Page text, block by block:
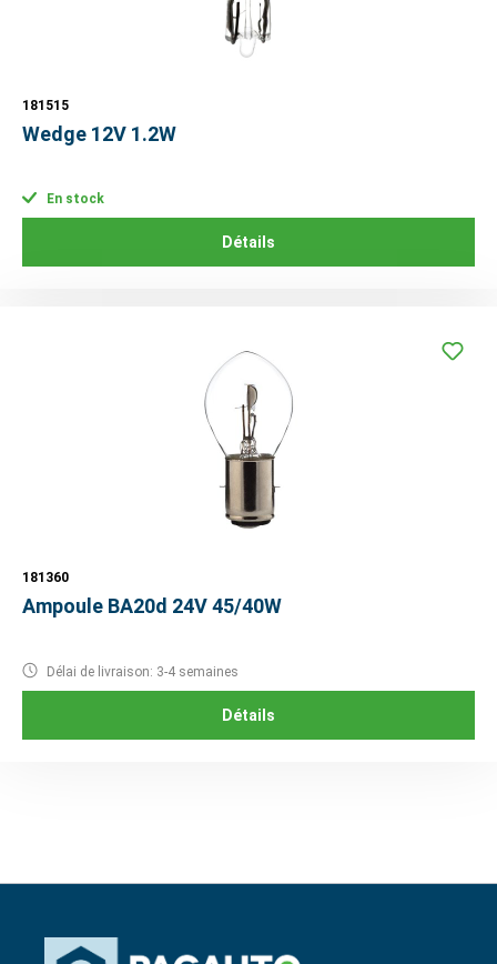
181515
Wedge 12V 1.2W
En stock
Détails
181360
Ampoule BA20d 24V 45/40W
Délai de livraison: 3-4 semaines
Détails